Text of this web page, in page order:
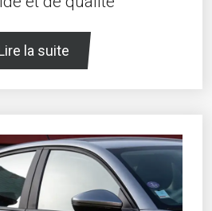
la suite